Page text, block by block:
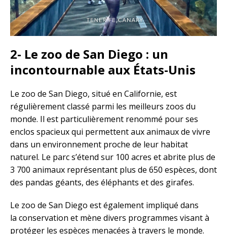
2- Le zoo de San Diego : un
incontournable aux États-Unis
Le zoo de San Diego, situé en Californie, est
régulièrement classé parmi les meilleurs zoos du
monde. Il est particulièrement renommé pour ses
enclos spacieux qui permettent aux animaux de vivre
dans un environnement proche de leur habitat
naturel. Le parc s’étend sur 100 acres et abrite plus de
3 700 animaux représentant plus de 650 espèces, dont
des pandas géants, des éléphants et des girafes.
Le zoo de San Diego est également impliqué dans
la conservation et mène divers programmes visant à
protéger les espèces menacées à travers le monde.